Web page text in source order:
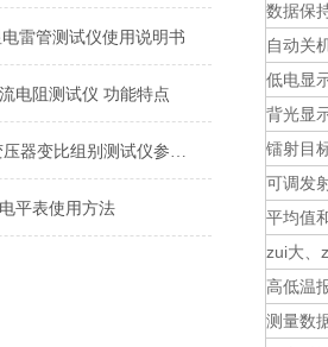
电雷管测试仪使用说明书
电阻测试仪 功能特点
BBC-H 变压器变比组别测试仪参数型号
平表使用方法
数据保
自动关
低电显
背光显
镭射目
可调发
平均值
zui大、
高低温
测量数